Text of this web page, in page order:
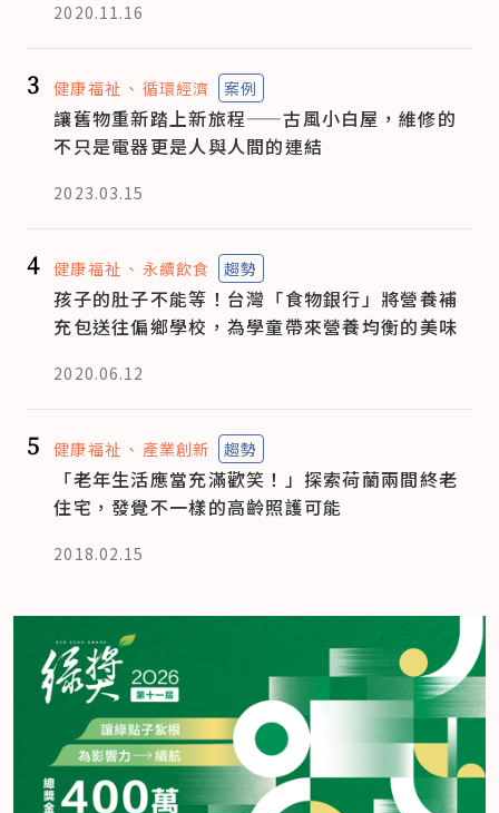
2020.11.16
3 健康福祉 循環經濟 案例
讓舊物重新踏上新旅程——古風小白屋，維修的
不只是電器更是人與人間的連結
2023.03.15
4 健康福祉 永續飲食 趨勢
孩子的肚子不能等！台灣「食物銀行」將營養補
充包送往偏鄉學校，為學童帶來營養均衡的美味
2020.06.12
5 健康福祉 產業創新 趨勢
「老年生活應當充滿歡笑！」探索荷蘭兩間終老
住宅，發覺不一樣的高齡照護可能
2018.02.15